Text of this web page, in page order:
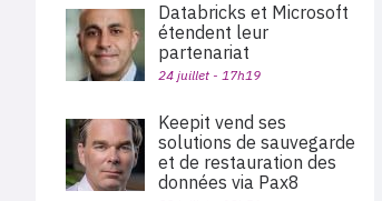
Databricks et Microsoft
étendent leur
partenariat
24 juillet - 17h19
Keepit vend ses
solutions de sauvegarde
et de restauration des
données via Pax8